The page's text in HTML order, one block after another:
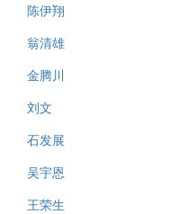
陈伊翔
翁清雄
金腾川
刘文
石发展
吴宇恩
王荣生